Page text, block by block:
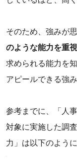
そのため、強みが
のような能力を重
求められる能力を
アピールできる強
参考までに、「人
対象に実施した調
力」は以下のよう